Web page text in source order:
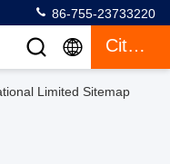
86-755-23733220
Citaat
Limited Sitemap